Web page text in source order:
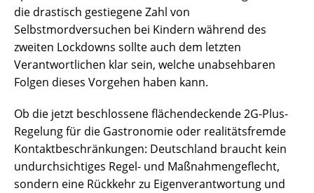
die drastisch gestiegene Zahl von
Selbstmordversuchen bei Kindern während des
zweiten Lockdowns sollte auch dem letzten
Verantwortlichen klar sein, welche unabsehbaren
Folgen dieses Vorgehen haben kann.
Ob die jetzt beschlossene flächendeckende 2G-Plus-
Regelung für die Gastronomie oder realitätsfremde
Kontaktbeschränkungen: Deutschland braucht kein
undurchsichtiges Regel- und Maßnahmengeflecht,
sondern eine Rückkehr zu Eigenverantwortung und